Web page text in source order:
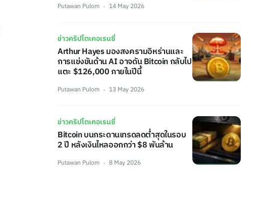
Putawan Pulom 14 May 2026
ข่าวคริปโตเคอเรนซี่
Arthur Hayes มองสงครามอิหร่านและ
การแข่งขันด้าน AI อาจดัน Bitcoin กลับไป
แตะ $126,000 ภายในปีนี้
Putawan Pulom 13 May 2026
ข่าวคริปโตเคอเรนซี่
Bitcoin บนกระดานเทรดลดต่ำสุดในรอบ
2 ปี หลังเงินไหลออกกว่า $8 พันล้าน
Putawan Pulom 8 May 2026